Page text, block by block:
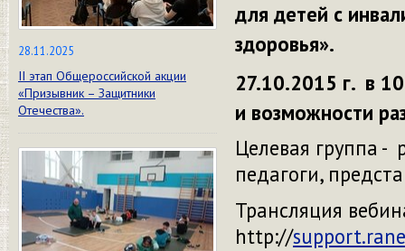
28.11.2025
II этап Общероссийской акции
«Призывник – Защитники
Отечества».
для детей с
здоровья».
27.10.2015 г. в
и возможности
Целевая группа -
педагоги,
Трансляция
http://